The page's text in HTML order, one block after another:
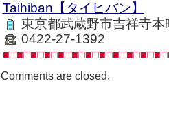
Taihiban【タイヒバン】
東京都武蔵野市吉祥寺
0422-27-1392
Comments are closed.